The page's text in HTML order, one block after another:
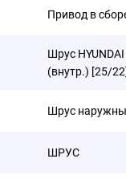
Привод в
Шрус
(внутр.) [25/
Шрус
ШРУС